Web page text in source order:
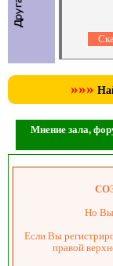
»»»
Мнение зала,
Но Вы
Если Вы
правой